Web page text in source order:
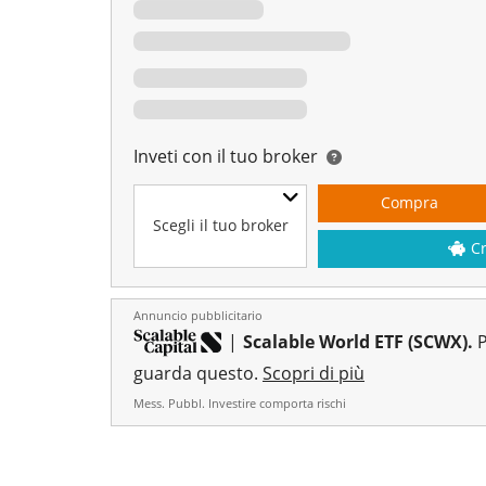
Inveti con il tuo broker
Scegli il tuo broker
Compra
Annuncio pubblicitario
| Scalable World ETF (SCWX).
guarda questo. Scopri di più
Mess. Pubbl. Investire comporta rischi